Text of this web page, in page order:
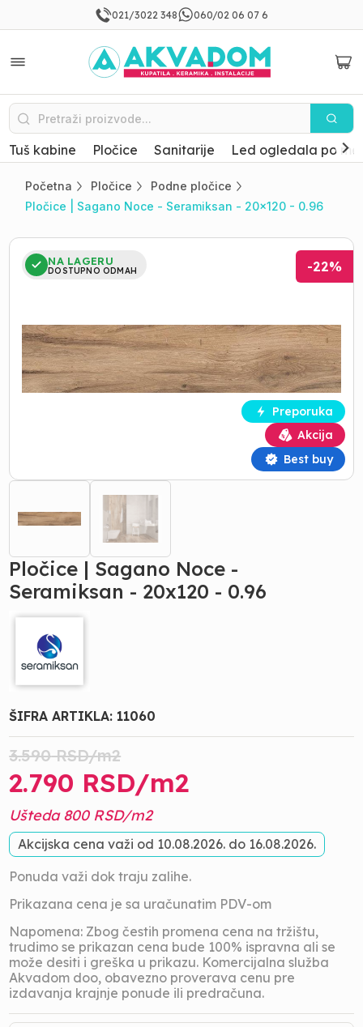
021/3022 348 060/02 06 07 6
Tuš kabine Pločice Sanitarije Led ogledala po
Početna Pločice
Podne pločice
Pločice | Sagano Noce - Seramiksan - 20x120 - 0.96
-22%
NA LAGERU
DOSTUPNO ODMAH
Preporuka
Akcija
Best buy
Pločice | Sagano Noce -
Seramiksan - 20x120 - 0.96
ŠIFRA ARTIKLA: 11060
3.590RSD/m2
2.790 RSD/m2
Ušteda800RSD/m2
Akcijska cena važi od 10.08.2026. do 16.08.2026.
Ponuda važi dok traju zalihe.
Prikazana cena je sa uračunatim PDV-om
Napomena: Zbog čestih promena cena na tržištu,
trudimo se prikazan cena bude 100% ispravna ali se
može desiti i greška u prikazu. Komercijalna služba
Akvadom doo, obavezno proverava cenu pre
izdavanja krajnje ponude ili predračuna.